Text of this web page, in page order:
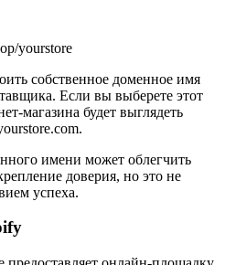
yourstore
собственное доменное имя
Если вы выберете этот
магазина будет выглядеть
имени может облегчить
доверия, но это не
успеха.